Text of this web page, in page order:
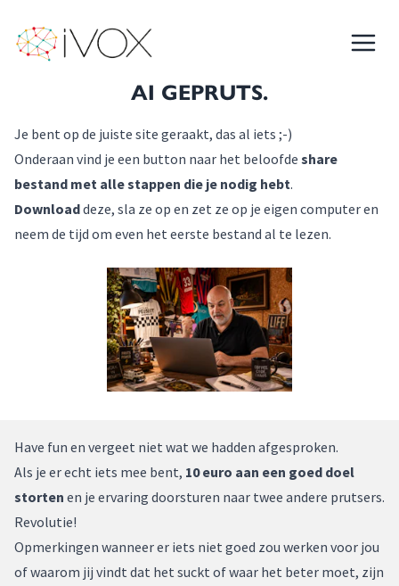
iVOX
Menu
AI GEPRUTS.
Je bent op de juiste site geraakt, das al iets ;-)
Onderaan vind je een button naar het beloofde share
bestand met alle stappen die je nodig hebt.
Downloaddeze, sla ze op en zet ze op je eigen computer en
neem de tijd om even het eerste bestand al te lezen.
Have fun en vergeet niet wat we hadden afgesproken.
Als je er echt iets mee bent, 10 euro aan een goed doel
storten en je ervaring doorsturen naar twee andere prutsers.
Revolutie!
Opmerkingen wanneer er iets niet goed zou werken voor jou
of waarom jij vindt dat het suckt of waar het beter moet, zijn